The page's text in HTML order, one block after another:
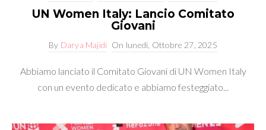
UN Women Italy: Lancio Comitato
Giovani
By Darya Majidi On lunedì, Ottobre 27, 2025
Abbiamo lanciato il Comitato Giovani di UN Women Italy
con un evento dedicato e abbiamo festeggiato...